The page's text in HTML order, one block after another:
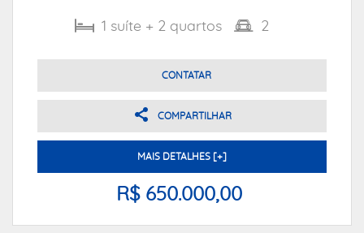
1 suíte + 2 quartos 2
CONTATAR
COMPARTILHAR
MAIS DETALHES [+]
R$ 650.000,00